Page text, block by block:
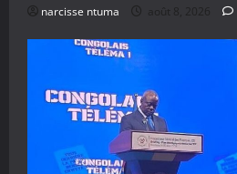
narcisse ntuma août 8, 2026